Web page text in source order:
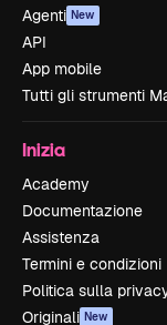
Agenti New
API
App mobile
Tutti gli strumenti
Inizia
Academy
Documentazione
Assistenza
Termini e condizioni
Politica sulla
Originali New